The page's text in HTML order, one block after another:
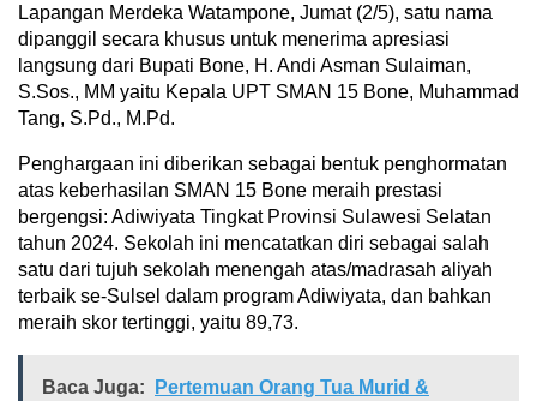
Lapangan Merdeka Watampone, Jumat (2/5), satu nama
dipanggil secara khusus untuk menerima apresiasi
langsung dari Bupati Bone, H. Andi Asman Sulaiman,
S.Sos., MM yaitu Kepala UPT SMAN 15 Bone, Muhammad
Tang, S.Pd., M.Pd.
Penghargaan ini diberikan sebagai bentuk penghormatan
atas keberhasilan SMAN 15 Bone meraih prestasi
bergengsi: Adiwiyata Tingkat Provinsi Sulawesi Selatan
tahun 2024. Sekolah ini mencatatkan diri sebagai salah
satu dari tujuh sekolah menengah atas/madrasah aliyah
terbaik se-Sulsel dalam program Adiwiyata, dan bahkan
meraih skor tertinggi, yaitu 89,73.
Baca Juga:
Pertemuan Orang Tua Murid &